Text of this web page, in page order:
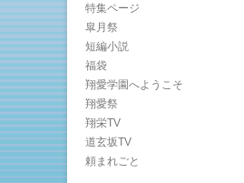
特集ページ
皐月祭
短編小説
福袋
翔愛学園へようこそ
翔愛祭
翔栄TV
道玄坂TV
頼まれごと